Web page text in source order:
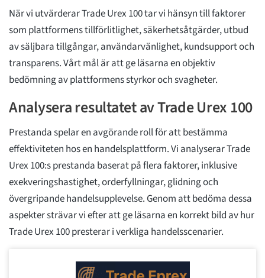
När vi utvärderar Trade Urex 100 tar vi hänsyn till faktorer
som plattformens tillförlitlighet, säkerhetsåtgärder, utbud
av säljbara tillgångar, användarvänlighet, kundsupport och
transparens. Vårt mål är att ge läsarna en objektiv
bedömning av plattformens styrkor och svagheter.
Analysera resultatet av Trade Urex 100
Prestanda spelar en avgörande roll för att bestämma
effektiviteten hos en handelsplattform. Vi analyserar Trade
Urex 100:s prestanda baserat på flera faktorer, inklusive
exekveringshastighet, orderfyllningar, glidning och
övergripande handelsupplevelse. Genom att bedöma dessa
aspekter strävar vi efter att ge läsarna en korrekt bild av hur
Trade Urex 100 presterar i verkliga handelsscenarier.